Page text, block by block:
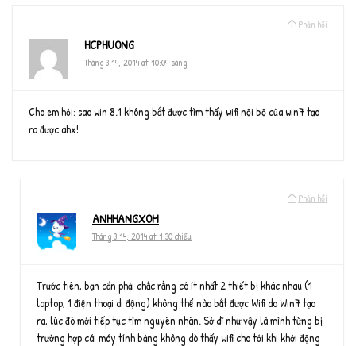
Phản hồi
HCPHUONG
Tháng 3 14, 2014 at 10:04 sáng
Cho em hỏi: sao win 8.1 không bắt được tìm thấy wifi nội bộ của win7 tạo
ra được ahx!
Phản hồi
ANHHANGXOM
Tháng 3 14, 2014 at 1:30 chiều
Trước tiên, bạn cần phải chắc rằng có ít nhất 2 thiết bị khác nhau (1
laptop, 1 điện thoại di động) không thể nào bắt được Wifi do Win7 tạo
ra, lúc đó mới tiếp tục tìm nguyên nhân. Sở dĩ như vậy là mình từng bị
trường hợp cái máy tính bảng không dò thấy wifi cho tới khi khởi động